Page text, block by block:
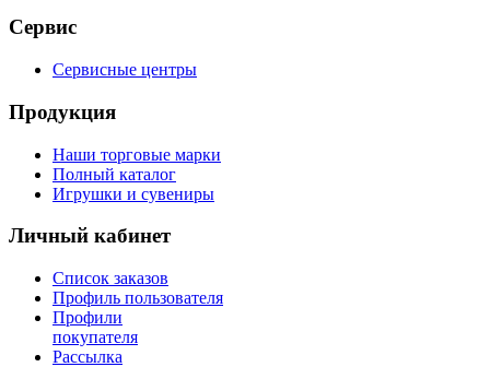
Сервис
Сервисные центры
Продукция
Наши торговые марки
Полный каталог
Игрушки и сувениры
Личный кабинет
Список заказов
Профиль пользователя
Профили
покупателя
Рассылка